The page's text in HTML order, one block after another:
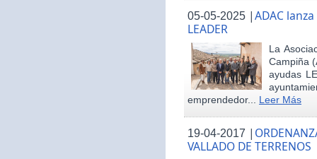
05-05-2025 |ADAC
LEADER
La
Campiña
ayudas
emprendedor... Leer Más
19-04-2017 |
VALLADO DE TERRENOS